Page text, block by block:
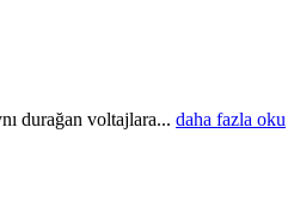
durağan voltajlara... daha fazla oku